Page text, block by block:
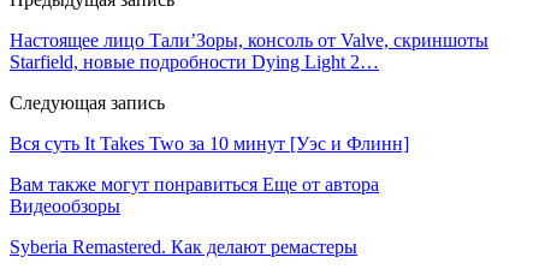
Настоящее лицо Тали’Зоры, консоль от Valve, скриншоты
Starfield, новые подробности Dying Light 2…
Следующая запись
Вся суть It Takes Two за 10 минут [Уэс и Флинн]
Вам также могут понравиться Еще от автора
Видеообзоры
Syberia Remastered. Как делают ремастеры